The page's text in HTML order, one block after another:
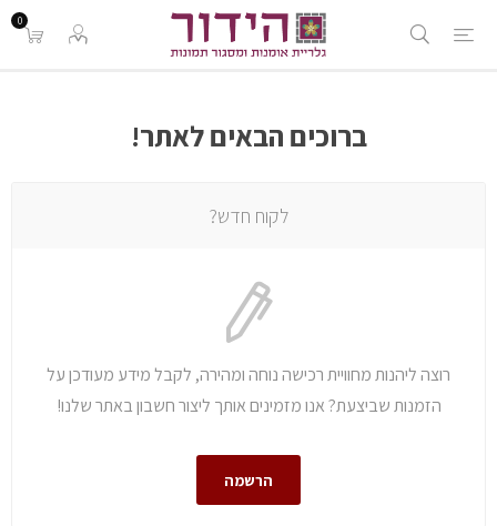
0
ברוכים הבאים לאתר!
לקוח חדש?
רוצה ליהנות מחוויית רכישה נוחה ומהירה, לקבל מידע מעודכן על
הזמנות שביצעת? אנו מזמינים אותך ליצור חשבון באתר שלנו!
הרשמה